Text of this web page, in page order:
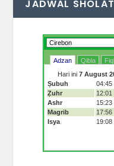
JADWAL SHOLAT